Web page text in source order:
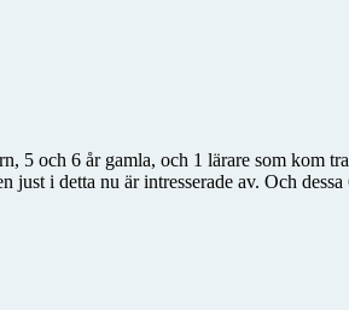
5 och 6 år gamla, och 1 lärare som
i detta nu är intresserade av. Och